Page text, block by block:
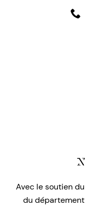
Avec le soutien
du